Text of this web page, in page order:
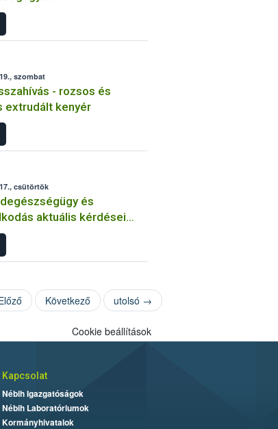
szombat
- rozsos és
extrudált kenyér
csütörtök
és
aktuális kérdései
Következő utolsó →
Cookie beállítások
Kapcsolat
Nébih Igazgatóságok
Nébih Laboratóriumok
Kormányhivatalok